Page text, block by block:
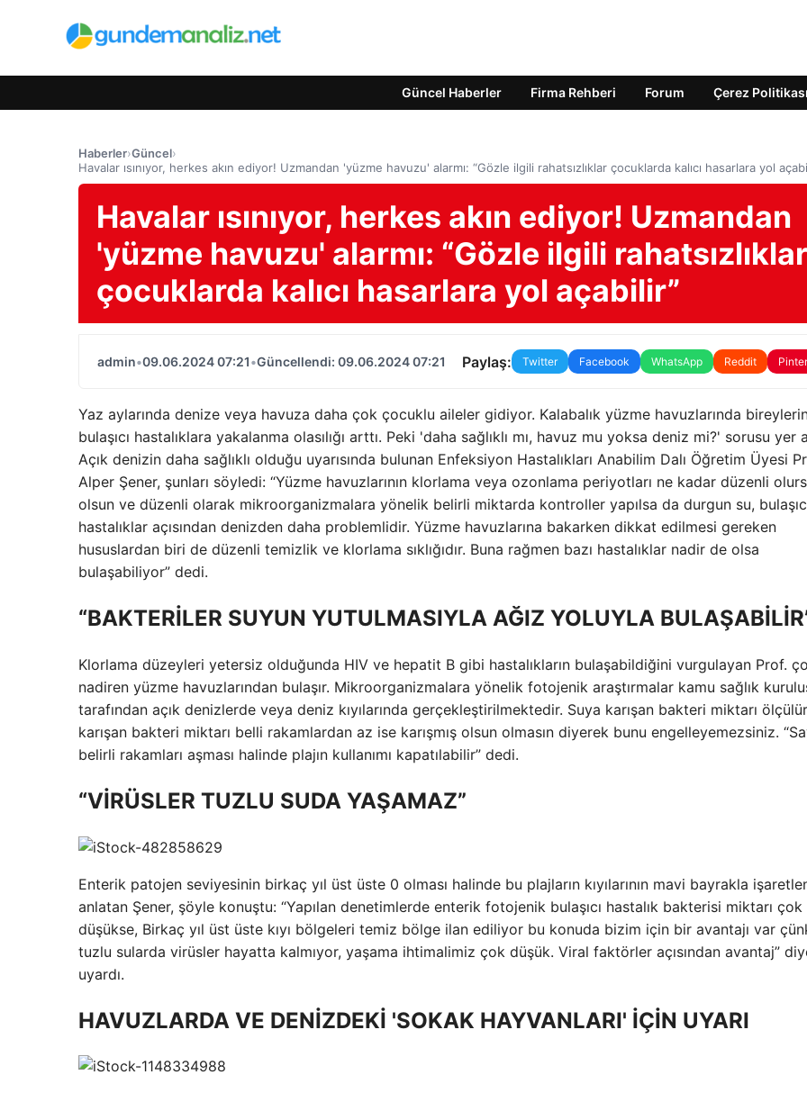
Güncel Haberler Firma Rehberi Forum Çerez Politikası
Haberler›Güncel›
Havalar ısınıyor, herkes akın ediyor! Uzmandan 'yüzme havuzu' alarmı: “Gözle ilgili rahatsızlıklar çocuklarda kalıcı hasarlara yol
Havalar ısınıyor, herkes akın ediyor! Uzmandan
'yüzme havuzu' alarmı: “Gözle ilgili rahatsızlıklar
çocuklarda kalıcı hasarlara yol açabilir”
admin•09.06.2024 07:21•Güncellendi: 09.06.2024 07:21 Paylaş: Twitter Facebook WhatsApp Reddit
Yaz aylarında denize veya havuza daha çok çocuklu aileler gidiyor. Kalabalık yüzme havuzlarında
bulaşıcı hastalıklara yakalanma olasılığı arttı. Peki 'daha sağlıklı mı, havuz mu yoksa deniz mi?' sorusu yer
Açık denizin daha sağlıklı olduğu uyarısında bulunan Enfeksiyon Hastalıkları Anabilim Dalı Öğretim Üyesi
Alper Şener, şunları söyledi: “Yüzme havuzlarının klorlama veya ozonlama periyotları ne kadar düzenli
olsun ve düzenli olarak mikroorganizmalara yönelik belirli miktarda kontroller yapılsa da durgun su,
hastalıklar açısından denizden daha problemlidir. Yüzme havuzlarına bakarken dikkat edilmesi gereken
hususlardan biri de düzenli temizlik ve klorlama sıklığıdır. Buna rağmen bazı hastalıklar nadir de olsa
bulaşabiliyor” dedi.
“BAKTERİLER SUYUN YUTULMASIYLA AĞIZ YOLUYLA
Klorlama düzeyleri yetersiz olduğunda HIV ve hepatit B gibi hastalıkların bulaşabildiğini vurgulayan Prof.
nadiren yüzme havuzlarından bulaşır. Mikroorganizmalara yönelik fotojenik araştırmalar kamu sağlık
tarafından açık denizlerde veya deniz kıyılarında gerçekleştirilmektedir. Suya karışan bakteri miktarı
karışan bakteri miktarı belli rakamlardan az ise karışmış olsun olmasın diyerek bunu engelleyemezsiniz.
belirli rakamları aşması halinde plajın kullanımı kapatılabilir” dedi.
“VİRÜSLER TUZLU SUDA YAŞAMAZ”
Enterik patojen seviyesinin birkaç yıl üst üste 0 olması halinde bu plajların kıyılarının mavi bayrakla
anlatan Şener, şöyle konuştu: “Yapılan denetimlerde enterik fotojenik bulaşıcı hastalık bakterisi miktarı çok
düşükse, Birkaç yıl üst üste kıyı bölgeleri temiz bölge ilan ediliyor bu konuda bizim için bir avantajı var
tuzlu sularda virüsler hayatta kalmıyor, yaşama ihtimalimiz çok düşük. Viral faktörler açısından avantaj”
uyardı.
HAVUZLARDA VE DENİZDEKİ 'SOKAK HAYVANLARI' İÇİN UYARI